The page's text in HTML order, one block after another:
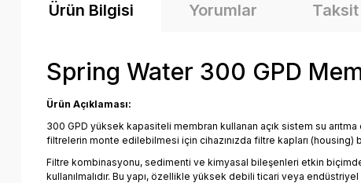
Ürün Bilgisi Yorumlar
Spring Water 300 GPD
Ürün Açıklaması:
300 GPD yüksek kapasiteli membran kullanan açık sistem su arıtma
filtrelerin monte edilebilmesi için cihazınızda filtre kapları (housing)
Filtre kombinasyonu, sedimenti ve kimyasal bileşenleri etkin
kullanılmalıdır. Bu yapı, özellikle yüksek debili ticari veya